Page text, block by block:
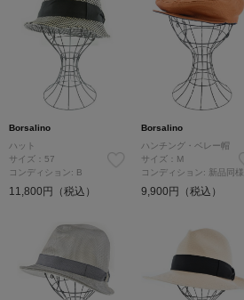
Borsalino
ハット
サイズ：57
コンディション: B
11,800円（税込）
Borsalino
ハンチング・ベレー帽
サイズ：M
コンディション: 新品同様
9,900円（税込）